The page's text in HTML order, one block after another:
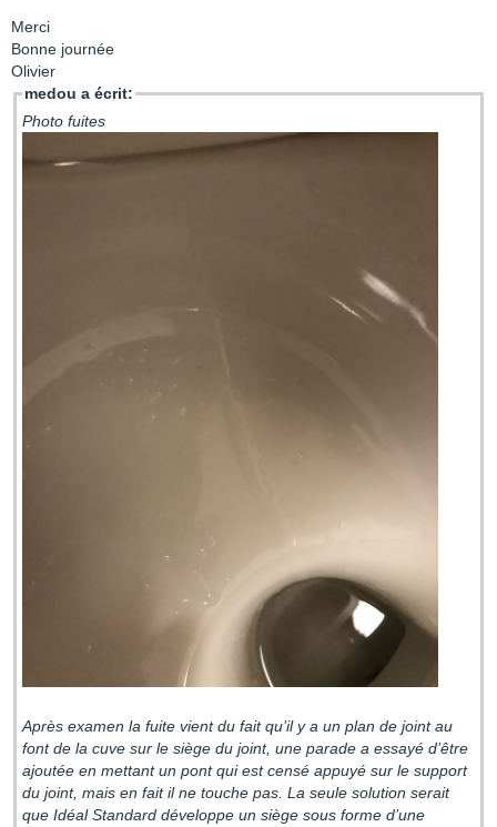
Merci
Bonne journée
Olivier
medou a écrit:
Photo fuites
Après examen la fuite vient du fait qu’il y a un plan de joint au
font de la cuve sur le siège du joint, une parade a essayé d’être
ajoutée en mettant un pont qui est censé appuyé sur le support
du joint, mais en fait il ne touche pas. La seule solution serait
que Idéal Standard développe un siège sous forme d’une